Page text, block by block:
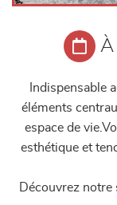
À
Indispensable
éléments
espace de
esthétique et
Découvrez